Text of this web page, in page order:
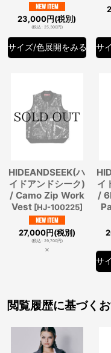
23,000円(税別)
(税込: 25,300円)
サイズ/色展開をみる サ
HIDEANDSEEK(ハ
イドアンドシーク)
/ Camo Zip Work
Vest [HJ-100225]
27,000円(税別)
(税込: 29,700円)
×
イ
/
サ
閲覧履歴に基づく